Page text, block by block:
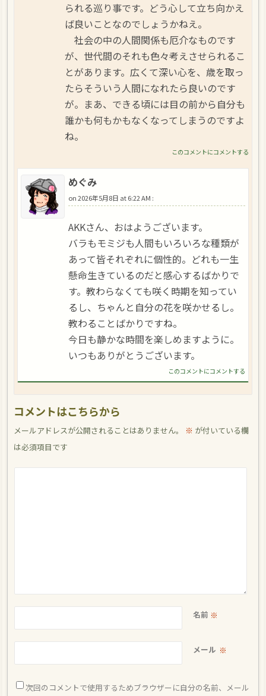
られる巡り事です。どう心して立ち向かえ
ば良いことなのでしょうかねえ。
社会の中の人間関係も厄介なものです
が、世代間のそれも色々考えさせられるこ
とがあります。広くて深い心を、歳を取っ
たらそういう人間になれたら良いのです
が。まあ、できる頃には目の前から自分も
誰かも何もかもなくなってしまうのですよ
ね。
このコメントにコメントする
めぐみ
on2026年5月8日 at 6:22 AM :
AKKさん、おはようございます。
バラもモミジも人間もいろいろな種類が
あって皆それぞれに個性的。どれも一生
懸命生きているのだと感心するばかりで
す。教わらなくても咲く時期を知ってい
るし、ちゃんと自分の花を咲かせるし。
教わることばかりですね。
今日も静かな時間を楽しめますように。
いつもありがとうございます。
このコメントにコメントする
コメントはこちらから
メールアドレスが公開されることはありません。 ※ が付いている欄
は必須項目です
名前 ※
メール ※
次回のコメントで使用するためブラウザーに自分の名前、メール